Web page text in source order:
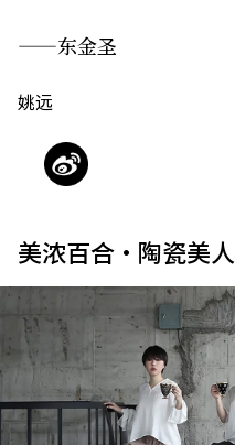
——东金圣
姚远
美浓百合・陶瓷美人